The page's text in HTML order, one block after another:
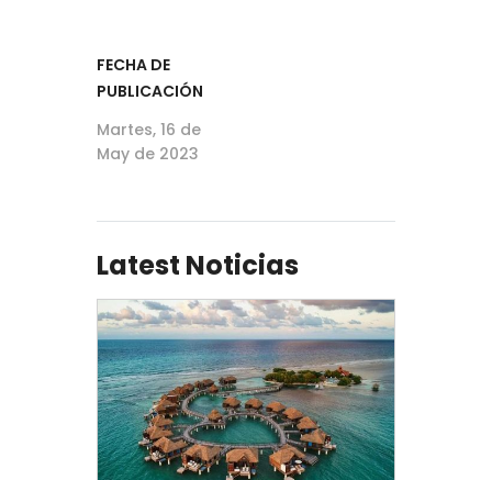
FECHA DE
PUBLICACIÓN
Martes, 16 de
May de 2023
Latest Noticias